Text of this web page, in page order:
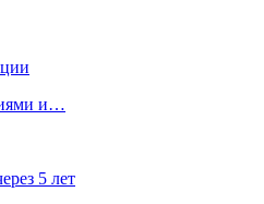
и…
5 лет